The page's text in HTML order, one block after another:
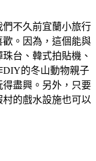
不久前宜蘭小旅行
。因為，這個能與
台、韓式拍貼機、
的冬山動物親子
盡興。另外，只要
的戲水設施也可以